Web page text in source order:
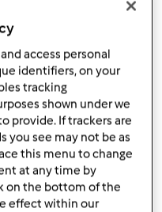
tritato
access personal
identifiers, on your
tracking
shown under we
provide. If trackers are
you see may not be as
this menu to change
at any time by
on the bottom of the
effect within our